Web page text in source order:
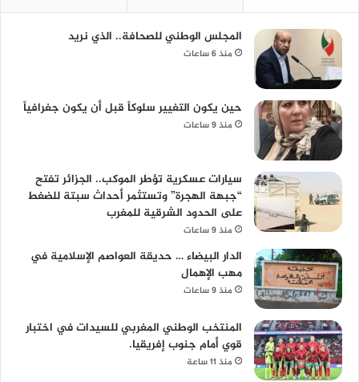
المجلس الوطني للصحافة.. الذي نريد
منذ 6 ساعات
حين يكون التغيير سلوكاً قبل أن يكون جغرافياً
منذ 9 ساعات
سيارات عسكرية تؤطر الموكب.. الجزائر تفتح
“جبهة الهجرة” وتستثمر أحداث سبتة للضغط
على الحدود الشرقية للمغرب
منذ 9 ساعات
الدار البيضاء … حديقة العواصم الإسلامية في
مهب الإهمال
منذ 9 ساعات
المنتخب الوطني المغربي للسيدات في اختبار
قوي أمام جنوب إفريقيا.
منذ 11 ساعة